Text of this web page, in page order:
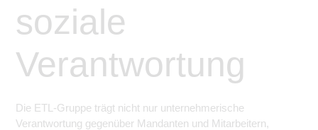
soziale
Verantwortung
Die ETL-Gruppe trägt nicht nur unternehmerische
Verantwortung gegenüber Mandanten und Mitarbeitern,